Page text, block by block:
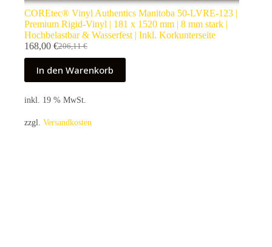
COREtec® Vinyl Authentics Manitoba 50-LVRE-123 |
Premium Rigid-Vinyl | 181 x 1520 mm | 8 mm stark |
Hochbelastbar & Wasserfest | Inkl. Korkunterseite
206,11€
Ursprünglicher
war:
206,11 €
168,00 €Aktueller
ist:
168,00 €.
In den Warenkorb
inkl. 19 % MwSt.
zzgl. Versandkosten